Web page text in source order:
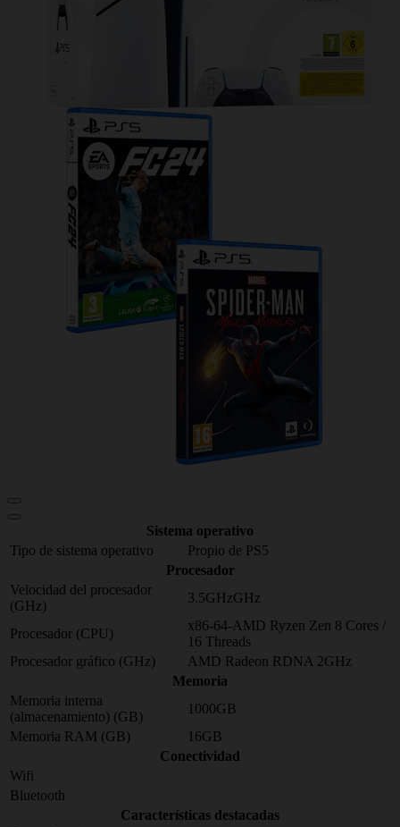
Sistema operativo
Tipo de sistema operativo
Propio de PS5
Procesador
Velocidad del procesador
(GHz)
3.5GHzGHz
Procesador (CPU)
x86-64-AMD Ryzen Zen 8 Cores /
16 Threads
Procesador gráfico (GHz)
AMD Radeon RDNA 2GHz
Memoria
Memoria interna
(almacenamiento) (GB)
1000GB
Memoria RAM (GB)
16GB
Conectividad
Wifi
Bluetooth
Características destacadas